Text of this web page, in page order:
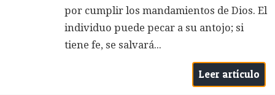
por cumplir los mandamientos de Dios. El
individuo puede pecar a su antojo; si
tiene fe, se salvará...
Leer artículo